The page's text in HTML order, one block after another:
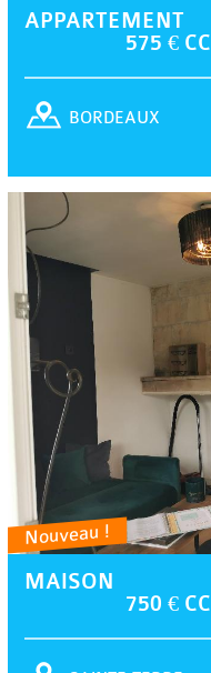
APPARTEMENT
575 € CC
BORDEAUX
Nouveau !
MAISON
750 € CC